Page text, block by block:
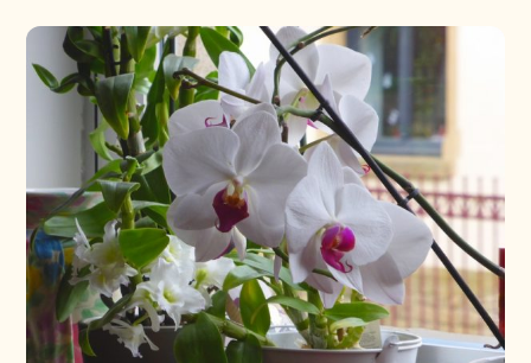
Légumes & Potagères
Aromatiques & Comestibles
Fleurs, Prairies, Engrais verts
Accesoires de Jardinage
Coffrets & Idées Cadeaux
Jardinage au naturel
Découvertes végétales
Plantes & Gastronomie
Bricolage & Inspirations
Notre philosophie
Ateliers & Evènements
Visitez notre magasin
Maraichers & Revendeurs